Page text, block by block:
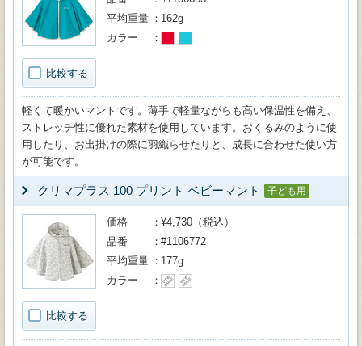
比較する
平均重量
162g
カラー
軽くて暖かいマントです。薄手で軽量ながらも高い保温性を備え、
ストレッチ性に優れた素材を使用しています。おくるみのように使
用したり、お出掛けの際に羽織らせたりと、成長に合わせた使い方
が可能です。
クリマプラス 100 プリント ベビーマント 子ども用
比較する
価格
¥4,730（税込）
品番
#1106772
平均重量
177g
カラー